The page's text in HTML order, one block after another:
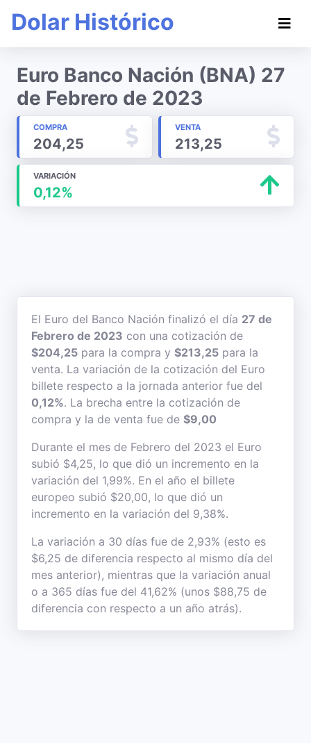
Dolar Histórico
Euro Banco Nación (BNA) 27
de Febrero de 2023
COMPRA
204,25
VENTA
213,25
VARIACIÓN
0,12%
El Euro del Banco Nación finalizó el día 27 de
Febrero de 2023 con una cotización de
$204,25 para la compra y $213,25 para la
venta. La variación de la cotización del Euro
billete respecto a la jornada anterior fue del
0,12%. La brecha entre la cotización de
compra y la de venta fue de $9,00
Durante el mes de Febrero del 2023 el Euro
subió $4,25, lo que dió un incremento en la
variación del 1,99%. En el año el billete
europeo subió $20,00, lo que dió un
incremento en la variación del 9,38%.
La variación a 30 días fue de 2,93% (esto es
$6,25 de diferencia respecto al mismo día del
mes anterior), mientras que la variación anual
o a 365 días fue del 41,62% (unos $88,75 de
diferencia con respecto a un año atrás).